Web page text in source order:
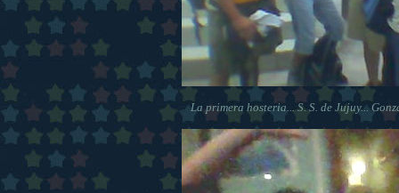
La primera hosteria... S. S. de Jujuy...